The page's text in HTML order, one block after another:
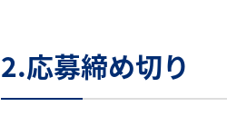
2.応募締め切り